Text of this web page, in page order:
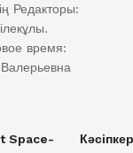
Редакторы:
время:
Space-